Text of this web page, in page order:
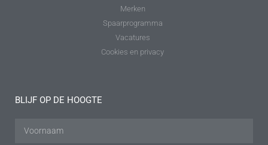
Merken
Spaarprogramma
Vacatures
Cookies en privacy
BLIJF OP DE HOOGTE